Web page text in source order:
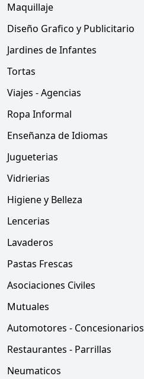
Maquillaje
Diseño Grafico y Publicitario
Jardines de Infantes
Tortas
Viajes - Agencias
Ropa Informal
Enseñanza de Idiomas
Jugueterias
Vidrierias
Higiene y Belleza
Lencerias
Lavaderos
Pastas Frescas
Asociaciones Civiles
Mutuales
Automotores - Concesionarios
Restaurantes - Parrillas
Neumaticos